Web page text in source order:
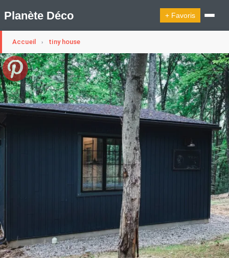
Planète Déco + Favoris
🛍︎ Shop Planète Déco ℹ︎ À propos
Appartement Design Cabanes
Decoration Noël
Design Suédois En Quelques Photos
La Semaine Décoration Et Design
Méli-Mélo Suédois
Publi Reportage
Interieurs Scandinaves
La Décoration Selon Votre Signe Astrologique
Les Trouvailles Déco Du Jour
Loft
Maison Appartement Écologique
Maison D'hôtes
On Décode La Déco
Petite Surface
Piscine Question De Style
Renovation
Revue De Week End
Tiny House
Accueil › tiny house